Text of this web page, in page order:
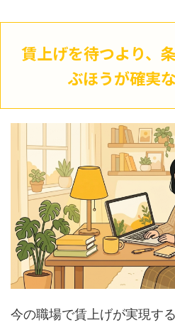
賃上げを待つより、
ぶほうが確実
今の職場で賃上げが実現す